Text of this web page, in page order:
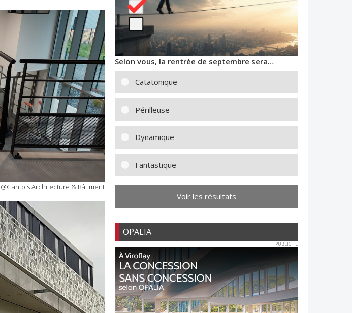
@Gantois Architecture & Bâtiment
Selon vous, la rentrée de septembre sera…
Catatonique
Périlleuse
Dynamique
Fantastique
Voir les résultats
OPALIA
PUBLICITE